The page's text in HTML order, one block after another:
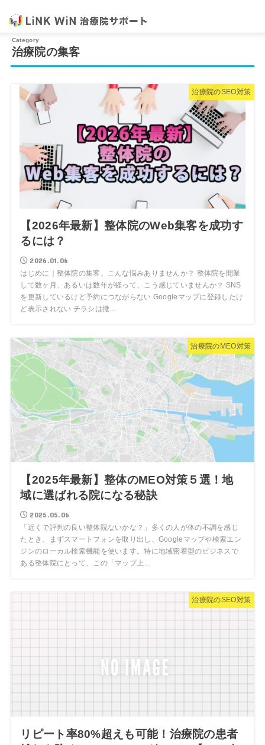
治療院の集客
治療院のSEO対策
【2026年最新】整体院のWeb集客を成功す
るには？
2026.01.06
はじめに｜整体院の集客、こんな悩みありませんか？ 整体院を開業
して数ヶ月、あるいは数年が経って、こう感じていませんか？ SNS
を更新しているけど予約につながらない Googleマップに登録したけ
ど表示されない チラシは撒…
治療院のMEO対策
【2025年最新】整体のMEO対策５選！地
域に選ばれる院になる秘訣
2025.05.06
「近くで評判の良い整体院ないかな？」多くの人が体の不調を感じ
たとき、まずスマートフォンを取り出し、Googleマップや検索エン
ジンのローカル検索機能を使います。特に地域密着型のビジネスで
ある整体院にとって、この「マップ上…
治療院のSEO対策
リピート率80%超えも可能！治療院の患者